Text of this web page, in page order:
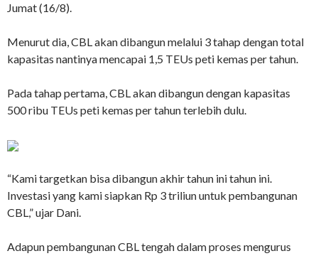
Jumat (16/8).
Menurut dia, CBL akan dibangun melalui 3 tahap dengan total
kapasitas nantinya mencapai 1,5 TEUs peti kemas per tahun.
Pada tahap pertama, CBL akan dibangun dengan kapasitas
500 ribu TEUs peti kemas per tahun terlebih dulu.
“Kami targetkan bisa dibangun akhir tahun ini tahun ini.
Investasi yang kami siapkan Rp 3 triliun untuk pembangunan
CBL,” ujar Dani.
Adapun pembangunan CBL tengah dalam proses mengurus